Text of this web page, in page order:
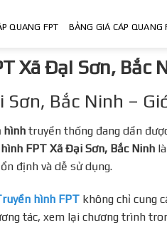
QUANG FPT BẢNG GIÁ CÁP QUANG
Xã Đại Sơn,
Sơn, Bắc Ninh –
hình truyền thống đang dần
FPT Xã Đại Sơn, Bắc Ninh
định và dễ sử dụng.
hình FPT không chỉ cung
tác, xem lại chương trình